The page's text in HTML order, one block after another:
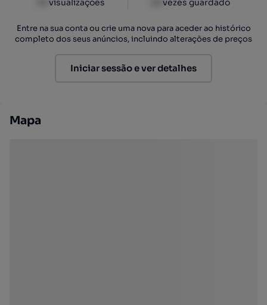
visualizações vezes guardado
Entre na sua conta ou crie uma nova para aceder ao histórico
completo dos seus anúncios, incluindo alterações de preços
Iniciar sessão e ver detalhes
Mapa